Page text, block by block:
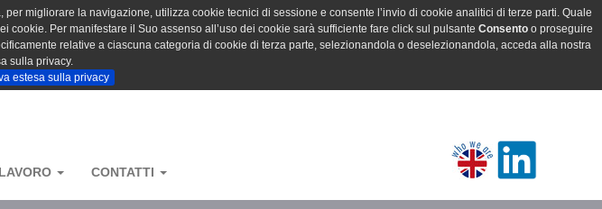
migliorare la navigazione, utilizza cookie tecnici di sessione e consente l’invio di cookie analitici di terze parti. Quale
Per manifestare il Suo assenso all’uso dei cookie sarà sufficiente fare click sul pulsante Consentoo proseguire
relative a ciascuna categoria di cookie di terza parte, selezionandola o deselezionandola, acceda alla nostra
sulla privacy.
estesa sulla privacy
LAVORO CONTATTI